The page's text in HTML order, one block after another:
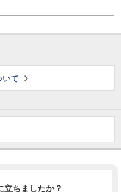
いて
立ちましたか？